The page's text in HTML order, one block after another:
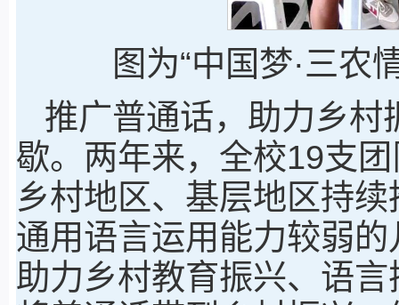
图为“中国梦·三农
推广普通话，助力乡村
歇。两年来，全校19支
乡村地区、基层地区持
通用语言运用能力较弱
助力乡村教育振兴、语